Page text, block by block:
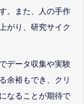
。また、人の手作
がり、研究サイク
データ収集や実験
余裕もでき、クリ
なることが期待で